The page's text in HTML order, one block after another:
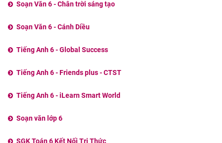
Soạn Văn 6 - Chân trời sáng tạo
Soạn Văn 6 - Cánh Diều
Tiếng Anh 6 - Global Success
Tiếng Anh 6 - Friends plus - CTST
Tiếng Anh 6 - iLearn Smart World
Soạn văn lớp 6
SGK Toán 6 Kết Nối Tri Thức